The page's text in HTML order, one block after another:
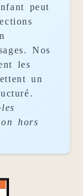
peut
Nos
les
un
hors